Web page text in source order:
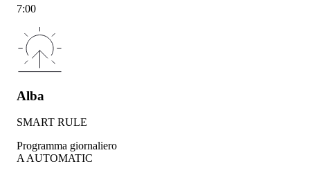
7:00
Alba
SMART RULE
Programma giornaliero
AAUTOMATIC